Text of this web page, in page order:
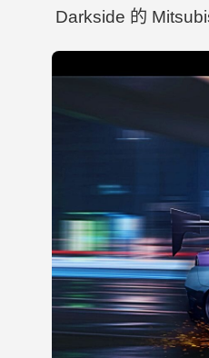
Darkside 的